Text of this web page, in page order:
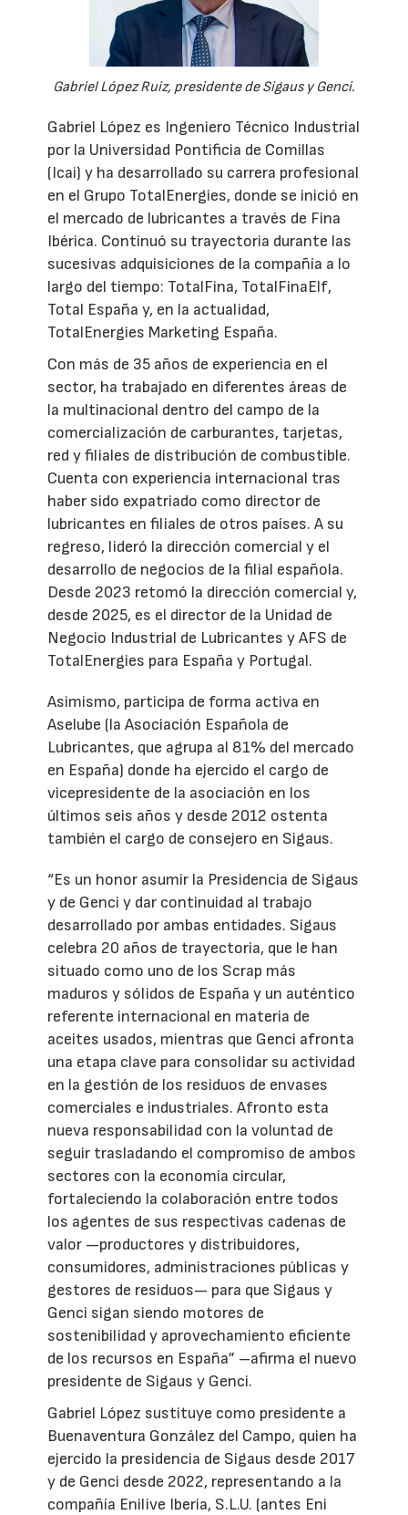
Gabriel López Ruiz, presidente de Sigaus y Genci.
Gabriel López es Ingeniero Técnico Industrial
por la Universidad Pontificia de Comillas
(Icai) y ha desarrollado su carrera profesional
en el Grupo TotalEnergies, donde se inició en
el mercado de lubricantes a través de Fina
Ibérica. Continuó su trayectoria durante las
sucesivas adquisiciones de la compañía a lo
largo del tiempo: TotalFina, TotalFinaElf,
Total España y, en la actualidad,
TotalEnergies Marketing España.
Con más de 35 años de experiencia en el
sector, ha trabajado en diferentes áreas de
la multinacional dentro del campo de la
comercialización de carburantes, tarjetas,
red y filiales de distribución de combustible.
Cuenta con experiencia internacional tras
haber sido expatriado como director de
lubricantes en filiales de otros países. A su
regreso, lideró la dirección comercial y el
desarrollo de negocios de la filial española.
Desde 2023 retomó la dirección comercial y,
desde 2025, es el director de la Unidad de
Negocio Industrial de Lubricantes y AFS de
TotalEnergies para España y Portugal.
Asimismo, participa de forma activa en
Aselube (la Asociación Española de
Lubricantes, que agrupa al 81% del mercado
en España) donde ha ejercido el cargo de
vicepresidente de la asociación en los
últimos seis años y desde 2012 ostenta
también el cargo de consejero en Sigaus.
“Es un honor asumir la Presidencia de Sigaus
y de Genci y dar continuidad al trabajo
desarrollado por ambas entidades. Sigaus
celebra 20 años de trayectoria, que le han
situado como uno de los Scrap más
maduros y sólidos de España y un auténtico
referente internacional en materia de
aceites usados, mientras que Genci afronta
una etapa clave para consolidar su actividad
en la gestión de los residuos de envases
comerciales e industriales. Afronto esta
nueva responsabilidad con la voluntad de
seguir trasladando el compromiso de ambos
sectores con la economía circular,
fortaleciendo la colaboración entre todos
los agentes de sus respectivas cadenas de
valor —productores y distribuidores,
consumidores, administraciones públicas y
gestores de residuos— para que Sigaus y
Genci sigan siendo motores de
sostenibilidad y aprovechamiento eficiente
de los recursos en España” –afirma el nuevo
presidente de Sigaus y Genci.
Gabriel López sustituye como presidente a
Buenaventura González del Campo, quien ha
ejercido la presidencia de Sigaus desde 2017
y de Genci desde 2022, representando a la
compañía Enilive Iberia, S.L.U. (antes Eni